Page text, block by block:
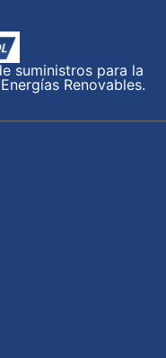
suministros para la
Renovables.